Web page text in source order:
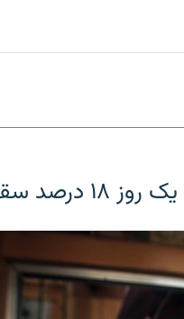
سقوط کرد